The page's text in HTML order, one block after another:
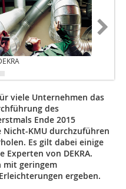
viele Unternehmen das
des
Ende 2015
KMU durchzuführen
Es gilt dabei einige
Experten von DEKRA.
mit geringem
ergeben.